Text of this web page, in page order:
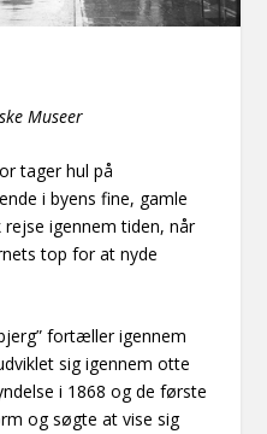
Museer
tager hul på
i byens fine, gamle
igennem tiden, når
top for at nyde
fortæller igennem
sig igennem otte
i 1868 og de første
og søgte at vise sig